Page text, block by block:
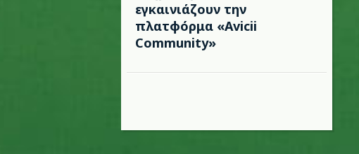
εγκαινιάζουν την
πλατφόρμα «Avicii
Community»